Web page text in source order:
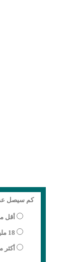
كم سيصل
أقل من 18
18 مليون سائح
أكثر من 18